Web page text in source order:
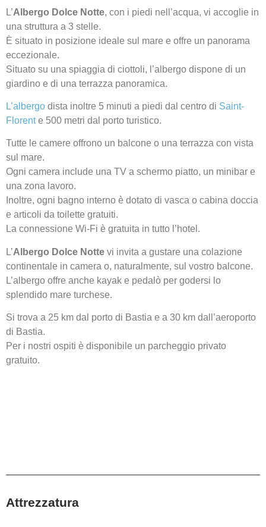
L’Albergo Dolce Notte, con i piedi nell’acqua, vi accoglie in
una struttura a 3 stelle.
È situato in posizione ideale sul mare e offre un panorama
eccezionale.
Situato su una spiaggia di ciottoli, l’albergo dispone di un
giardino e di una terrazza panoramica.
L’albergo dista inoltre 5 minuti a piedi dal centro di Saint-
Florente 500 metri dal porto turistico.
Tutte le camere offrono un balcone o una terrazza con vista
sul mare.
Ogni camera include una TV a schermo piatto, un minibar e
una zona lavoro.
Inoltre, ogni bagno interno è dotato di vasca o cabina doccia
e articoli da toilette gratuiti.
La connessione Wi-Fi è gratuita in tutto l’hotel.
L’Albergo Dolce Notte vi invita a gustare una colazione
continentale in camera o, naturalmente, sul vostro balcone.
L’albergo offre anche kayak e pedalò per godersi lo
splendido mare turchese.
Si trova a 25 km dal porto di Bastia e a 30 km dall’aeroporto
di Bastia.
Per i nostri ospiti è disponibile un parcheggio privato
gratuito.
Attrezzatura